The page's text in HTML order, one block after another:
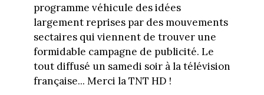
programme véhicule des idées
largement reprises par des mouvements
sectaires qui viennent de trouver une
formidable campagne de publicité. Le
tout diffusé un samedi soir à la télévision
française... Merci la TNT HD !